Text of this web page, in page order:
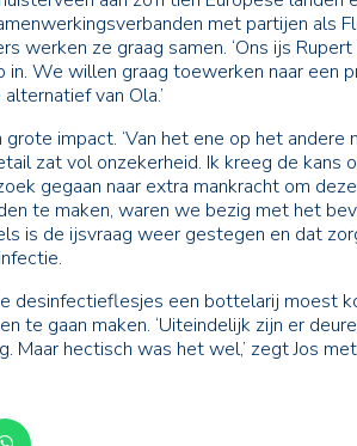
met partijen als
werken ze graag samen. ‘Ons ijs
We willen graag toewerken naar een
van Ola.’
impact. ‘Van het ene op het andere
zat vol onzekerheid. Ik kreeg de
gegaan naar extra mankracht om
te maken, waren we bezig met het
is de ijsvraag weer gestegen en dat
desinfectieflesjes een bottelarij moest
te gaan maken. ‘Uiteindelijk zijn er
Maar hectisch was het wel,’ zegt Jos